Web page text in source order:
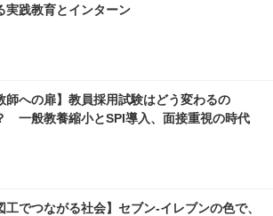
実践教育とインターン
師への扉】教員採用試験はどう変わるの
一般教養縮小とSPI導入、面接重視の時代
工でつながる社会】セブン‐イレブンの色で、